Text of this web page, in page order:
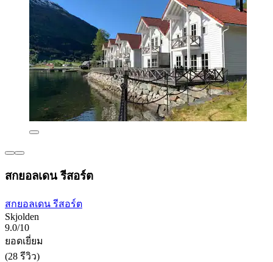
สกยอลเดน รีสอร์ต
สกยอลเดน รีสอร์ต
Skjolden
9.0/10
ยอดเยี่ยม
(28 รีวิว)